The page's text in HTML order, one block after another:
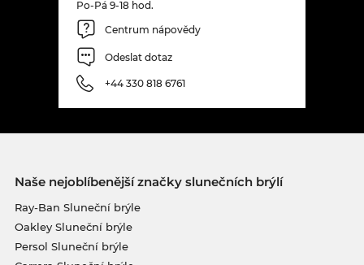
Po-Pá 9-18 hod.
Centrum nápovědy
Odeslat dotaz
+44 330 818 6761
Naše nejoblíbenější značky slunečních brýlí
Ray-Ban Sluneční brýle
Oakley Sluneční brýle
Persol Sluneční brýle